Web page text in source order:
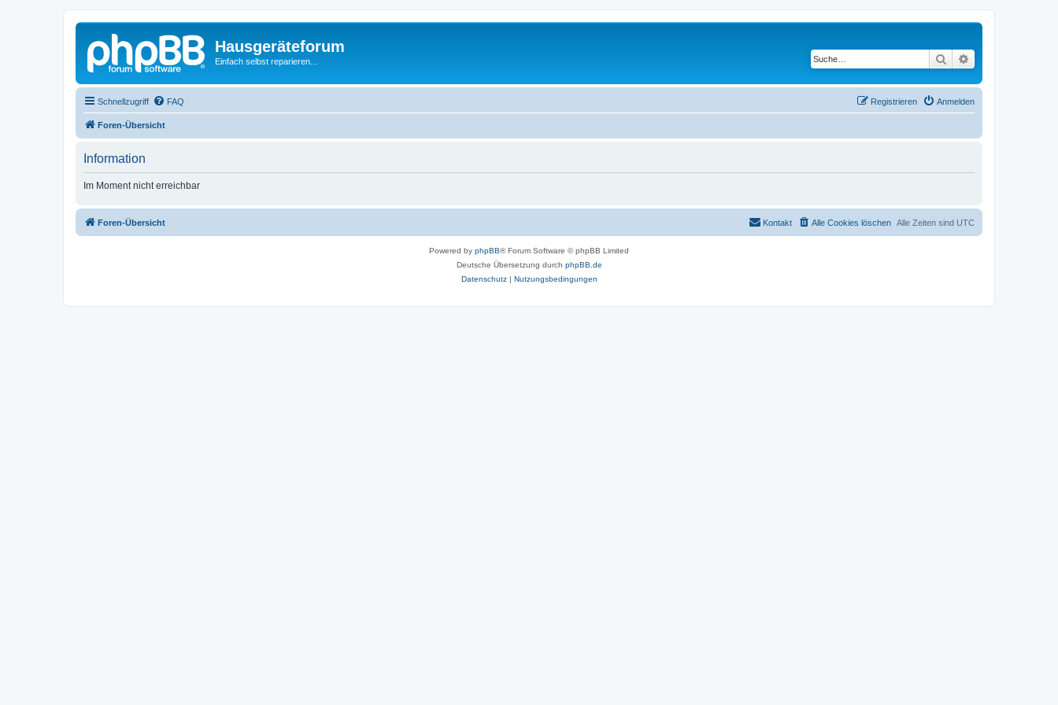
Hausgeräteforum
Einfach selbst reparieren... Suche
Schnellzugriff FAQ Anmelden
Registrieren
Foren-Übersicht
Information
Im Moment nicht erreichbar
Foren-Übersicht Alle Zeiten sind UTC
Alle Cookies löschen
Kontakt
Powered by phpBB® Forum Software © phpBB Limited
Deutsche Übersetzung durch phpBB.de
Datenschutz| Nutzungsbedingungen